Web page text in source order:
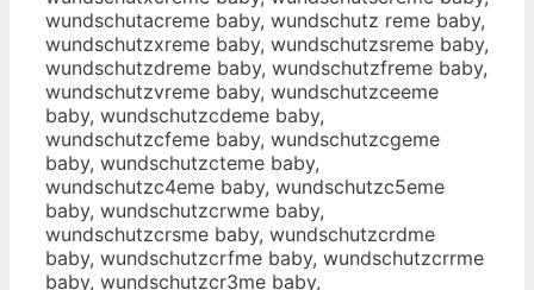
wundschutacreme baby, wundschutz reme baby,
wundschutzxreme baby, wundschutzsreme baby,
wundschutzdreme baby, wundschutzfreme baby,
wundschutzvreme baby, wundschutzceeme
baby, wundschutzcdeme baby,
wundschutzcfeme baby, wundschutzcgeme
baby, wundschutzcteme baby,
wundschutzc4eme baby, wundschutzc5eme
baby, wundschutzcrwme baby,
wundschutzcrsme baby, wundschutzcrdme
baby, wundschutzcrfme baby, wundschutzcrrme
baby, wundschutzcr3me baby,